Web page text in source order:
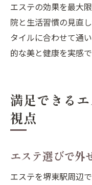
エステの効果を最大
院と生活習慣の見直
タイルに合わせて通
的な美と健康を実感で
満足できる
視点
エステ選びで外
エステを堺東駅周辺